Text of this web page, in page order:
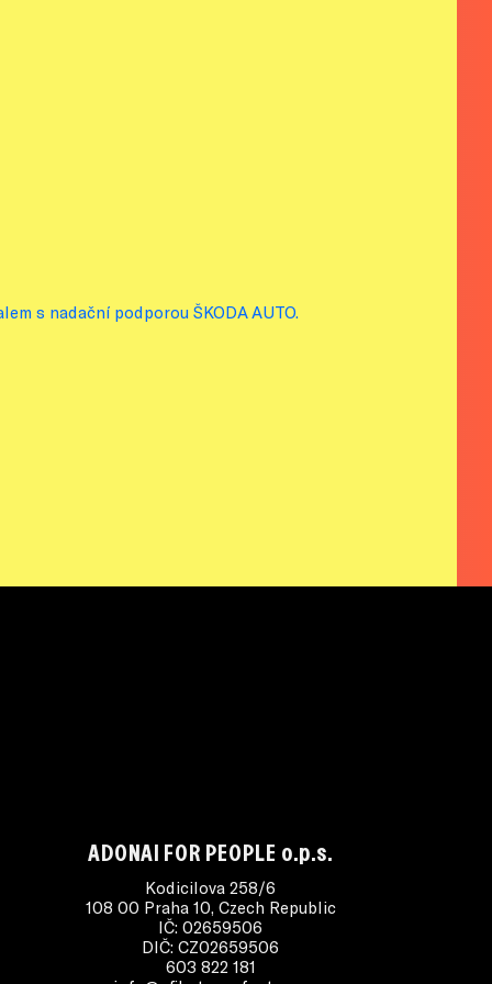
s nadační podporou ŠKODA AUTO.
ADONAI FOR PEOPLE o.p.s.
Kodicilova 258/6
108 00 Praha 10, Czech Republic
IČ: 02659506
DIČ: CZ02659506
603 822 181